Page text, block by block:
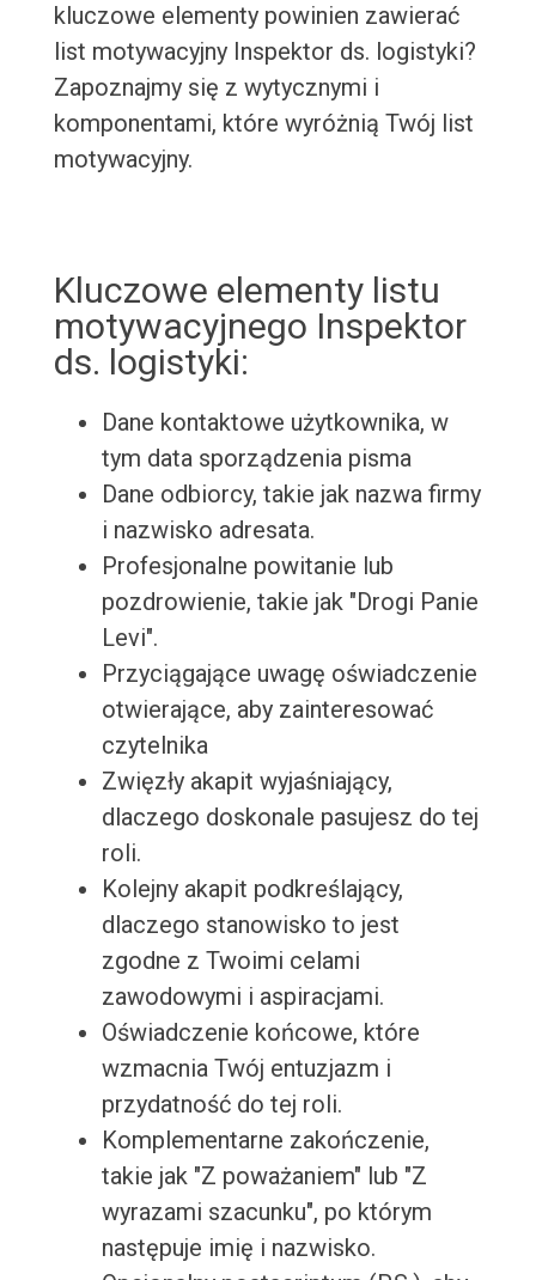
kluczowe elementy powinien zawierać
list motywacyjny Inspektor ds. logistyki?
Zapoznajmy się z wytycznymi i
komponentami, które wyróżnią Twój list
motywacyjny.
Kluczowe elementy listu
motywacyjnego Inspektor
ds. logistyki:
Dane kontaktowe użytkownika, w
tym data sporządzenia pisma
Dane odbiorcy, takie jak nazwa firmy
i nazwisko adresata.
Profesjonalne powitanie lub
pozdrowienie, takie jak "Drogi Panie
Levi".
Przyciągające uwagę oświadczenie
otwierające, aby zainteresować
czytelnika
Zwięzły akapit wyjaśniający,
dlaczego doskonale pasujesz do tej
roli.
Kolejny akapit podkreślający,
dlaczego stanowisko to jest
zgodne z Twoimi celami
zawodowymi i aspiracjami.
Oświadczenie końcowe, które
wzmacnia Twój entuzjazm i
przydatność do tej roli.
Komplementarne zakończenie,
takie jak "Z poważaniem" lub "Z
wyrazami szacunku", po którym
następuje imię i nazwisko.